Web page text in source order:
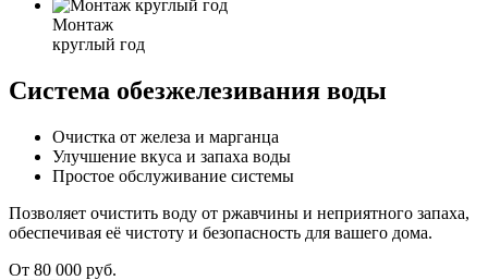
Монтаж
круглый год
Система обезжелезивания воды
Очистка от железа и марганца
Улучшение вкуса и запаха воды
Простое обслуживание системы
Позволяет очистить воду от ржавчины и неприятного запаха,
обеспечивая её чистоту и безопасность для вашего дома.
От 80 000 руб.